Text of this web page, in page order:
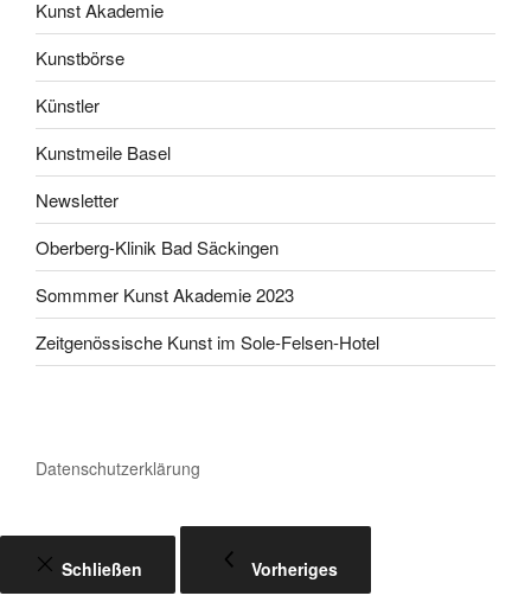
Kunst Akademie
Kunstbörse
Künstler
Kunstmeile Basel
Newsletter
Oberberg-Klinik Bad Säckingen
Sommmer Kunst Akademie 2023
Zeitgenössische Kunst im Sole-Felsen-Hotel
Datenschutzerklärung
Schließen Vorheriges